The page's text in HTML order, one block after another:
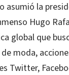
asumió la
Hugo
global que
moda,
Twitter,